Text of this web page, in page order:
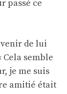
passé ce
de lui
semble
je me suis
amitié était